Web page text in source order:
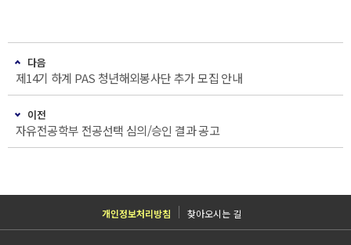
다음
제14기 하계 PAS 청년해외봉사단 추가 모집 안내
이전
자유전공학부 전공선택 심의/승인 결과 공고
개인정보처리방침 찾아오시는 길